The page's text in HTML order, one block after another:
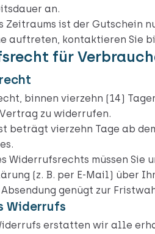
an.
Zeitraums ist der Gutschein
auftreten, kontaktieren Sie
für
binnen vierzehn (14)
zu widerrufen.
beträgt vierzehn Tage ab
Widerrufsrechts müssen Sie
(z. B. per E-Mail) über
genügt zur
Widerrufs
erstatten wir alle